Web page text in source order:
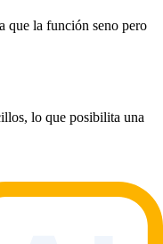
que la función seno pero
lo que posibilita una